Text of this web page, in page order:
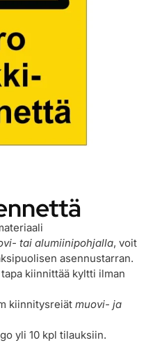
tai alumiinipohjalla, voit
asennustarran.
kiinnittää kyltti ilman
kiinnitysreiätmuovi- ja
yli 10 kpl tilauksiin.